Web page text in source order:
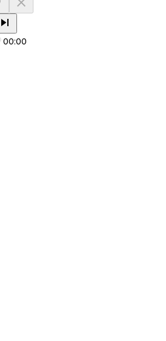
00:00